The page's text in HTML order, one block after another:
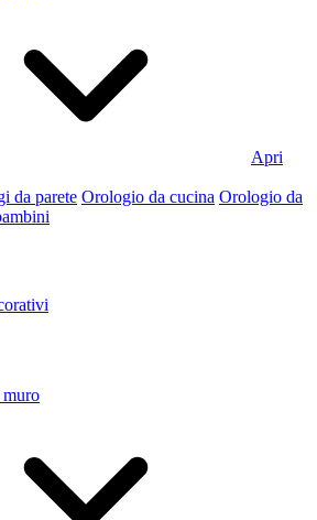
Apri
da parete Orologio da cucina Orologio da